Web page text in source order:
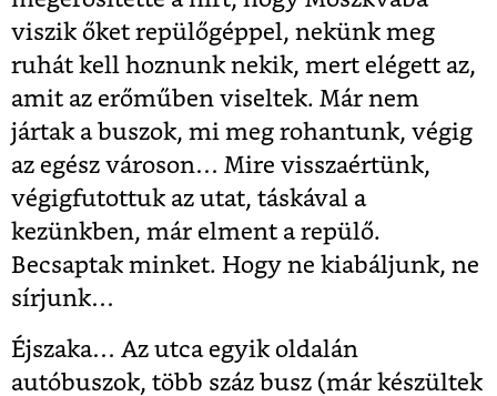
viszik őket repülőgéppel, nekünk meg
ruhát kell hoznunk nekik, mert elégett az,
amit az erőműben viseltek. Már nem
jártak a buszok, mi meg rohantunk, végig
az egész városon… Mire visszaértünk,
végigfutottuk az utat, táskával a
kezünkben, már elment a repülő.
Becsaptak minket. Hogy ne kiabáljunk, ne
sírjunk…
Éjszaka… Az utca egyik oldalán
autóbuszok, több száz busz (már készültek